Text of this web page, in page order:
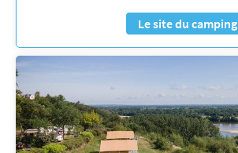
Le site du camping